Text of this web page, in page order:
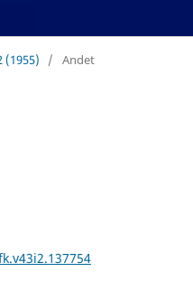
(1955) / Andet